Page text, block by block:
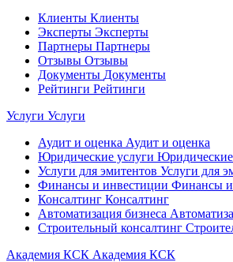
Клиенты Клиенты
Эксперты Эксперты
Партнеры Партнеры
Отзывы Отзывы
Документы Документы
Рейтинги Рейтинги
Услуги Услуги
Аудит и оценка Аудит и оценка
Юридические услуги Юридические
Услуги для эмитентов Услуги для
Финансы и инвестиции Финансы и
Консалтинг Консалтинг
Автоматизация бизнеса
Строительный консалтинг
Академия КСК Академия КСК